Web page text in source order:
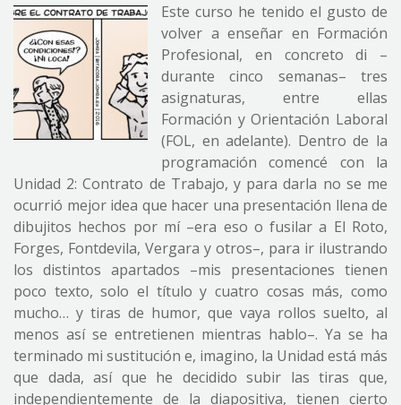
Este curso he tenido el gusto de
volver a enseñar en Formación
Profesional, en concreto di –
durante cinco semanas– tres
asignaturas, entre ellas
Formación y Orientación Laboral
(FOL, en adelante). Dentro de la
programación comencé con la
Unidad 2: Contrato de Trabajo, y para darla no se me
ocurrió mejor idea que hacer una presentación llena de
dibujitos hechos por mí –era eso o fusilar a El Roto,
Forges, Fontdevila, Vergara y otros–, para ir ilustrando
los distintos apartados –mis presentaciones tienen
poco texto, solo el título y cuatro cosas más, como
mucho… y tiras de humor, que vaya rollos suelto, al
menos así se entretienen mientras hablo–. Ya se ha
terminado mi sustitución e, imagino, la Unidad está más
que dada, así que he decidido subir las tiras que,
independientemente de la diapositiva, tienen cierto